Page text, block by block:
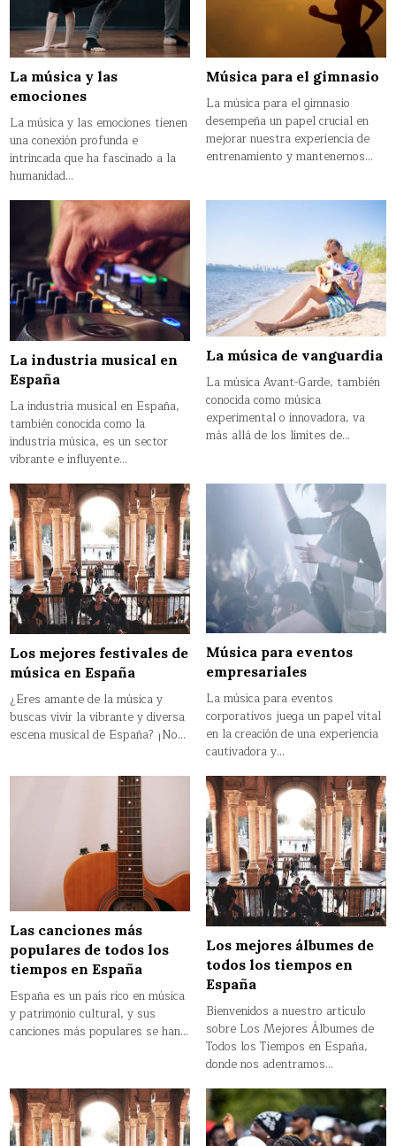
La música y las
emociones
La música y las emociones tienen
una conexión profunda e
intrincada que ha fascinado a la
humanidad…
Música para el gimnasio
La música para el gimnasio
desempeña un papel crucial en
mejorar nuestra experiencia de
entrenamiento y mantenernos…
La industria musical en
España
La industria musical en España,
también conocida como la
industria música, es un sector
vibrante e influyente…
La música de vanguardia
La música Avant-Garde, también
conocida como música
experimental o innovadora, va
más allá de los límites de…
Los mejores festivales de
música en España
¿Eres amante de la música y
buscas vivir la vibrante y diversa
escena musical de España? ¡No…
Música para eventos
empresariales
La música para eventos
corporativos juega un papel vital
en la creación de una experiencia
cautivadora y…
Las canciones más
populares de todos los
tiempos en España
España es un país rico en música
y patrimonio cultural, y sus
canciones más populares se han…
Los mejores álbumes de
todos los tiempos en
España
Bienvenidos a nuestro artículo
sobre Los Mejores Álbumes de
Todos los Tiempos en España,
donde nos adentramos…